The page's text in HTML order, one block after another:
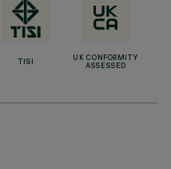
TISI
UK CONFORMITY
ASSESSED